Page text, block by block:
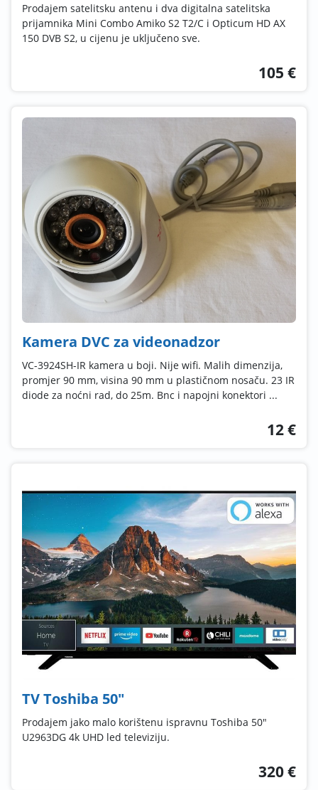
Prodajem satelitsku antenu i dva digitalna satelitska
prijamnika Mini Combo Amiko S2 T2/C i Opticum HD AX
150 DVB S2, u cijenu je uključeno sve.
105 €
Kamera DVC za videonadzor
VC-3924SH-IR kamera u boji. Nije wifi. Malih dimenzija,
promjer 90 mm, visina 90 mm u plastičnom nosaču. 23 IR
diode za noćni rad, do 25m. Bnc i napojni konektori ...
12 €
TV Toshiba 50"
Prodajem jako malo korištenu ispravnu Toshiba 50"
U2963DG 4k UHD led televiziju.
320 €